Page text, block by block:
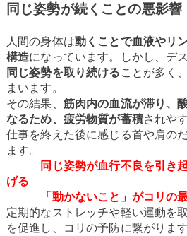
同じ姿勢が続くことの悪影響
人間の身体は動くことで血液やリ
構造になっています。しかし、デ
同じ姿勢を取り続ける ことが多く
まいます。
その結果、 筋肉内の血流が滞り、
なるため、疲労物質が蓄積されや
仕事を終えた後に感じる首や肩の
ます。
同じ姿勢が血行不良を引き起
げる
「動かないこと」がコリの最
定期的なストレッチや軽い運動を
を促進し、コリの予防に繋がります